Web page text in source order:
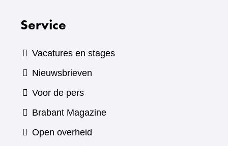
Service
Vacatures en stages
Nieuwsbrieven
Voor de pers
Brabant Magazine(verwijst
Open overheid